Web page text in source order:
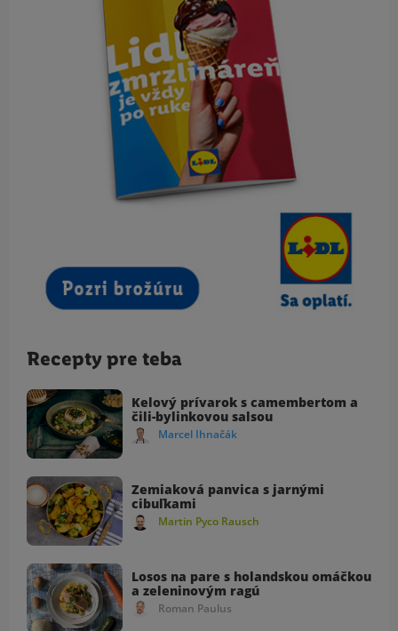
Recepty pre teba
Kelový prívarok s camembertom a
čili-bylinkovou salsou
Marcel Ihnačák
Zemiaková panvica s jarnými
cibuľkami
Martin Pyco Rausch
Losos na pare s holandskou omáčkou
a zeleninovým ragú
Roman Paulus